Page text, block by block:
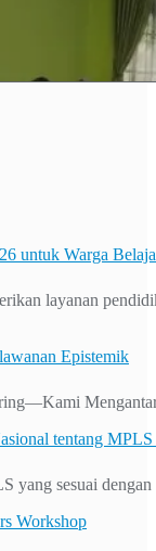
untuk Warga
layanan
Epistemik
tentang
yang sesuai
Workshop